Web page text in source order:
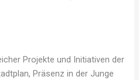
Projekte und Initiativen der
Präsenz in der Junge